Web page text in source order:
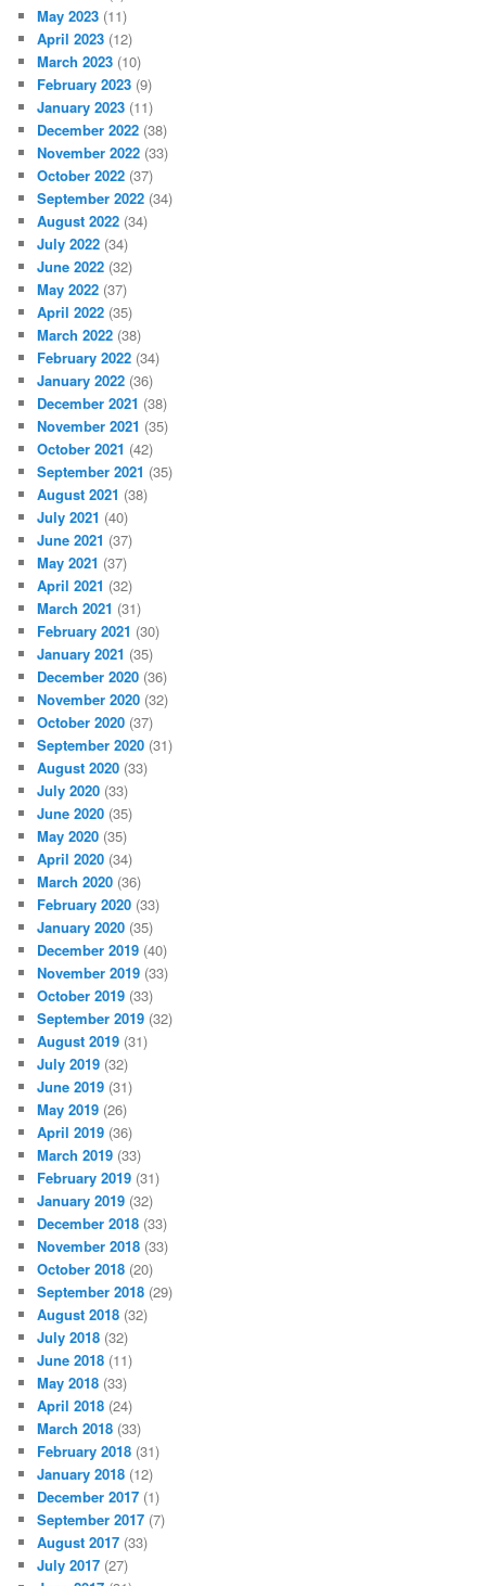
May 2023 (11)
April 2023 (12)
March 2023 (10)
February 2023 (9)
January 2023 (11)
December 2022 (38)
November 2022 (33)
October 2022 (37)
September 2022 (34)
August 2022 (34)
July 2022 (34)
June 2022 (32)
May 2022 (37)
April 2022 (35)
March 2022 (38)
February 2022 (34)
January 2022 (36)
December 2021 (38)
November 2021 (35)
October 2021 (42)
September 2021 (35)
August 2021 (38)
July 2021 (40)
June 2021 (37)
May 2021 (37)
April 2021 (32)
March 2021 (31)
February 2021 (30)
January 2021 (35)
December 2020 (36)
November 2020 (32)
October 2020 (37)
September 2020 (31)
August 2020 (33)
July 2020 (33)
June 2020 (35)
May 2020 (35)
April 2020 (34)
March 2020 (36)
February 2020 (33)
January 2020 (35)
December 2019 (40)
November 2019 (33)
October 2019 (33)
September 2019 (32)
August 2019 (31)
July 2019 (32)
June 2019 (31)
May 2019 (26)
April 2019 (36)
March 2019 (33)
February 2019 (31)
January 2019 (32)
December 2018 (33)
November 2018 (33)
October 2018 (20)
September 2018 (29)
August 2018 (32)
July 2018 (32)
June 2018 (11)
May 2018 (33)
April 2018 (24)
March 2018 (33)
February 2018 (31)
January 2018 (12)
December 2017 (1)
September 2017 (7)
August 2017 (33)
July 2017 (27)